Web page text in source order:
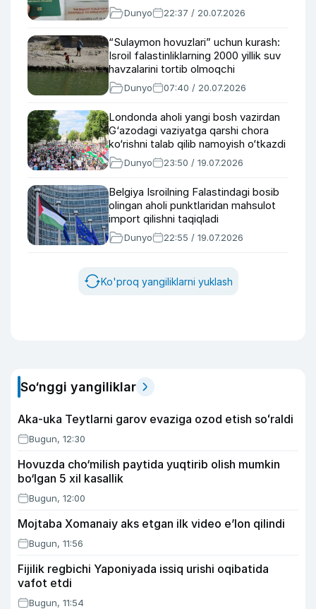
Dunyo 22:37 / 20.07.2026
“Sulaymon hovuzlari” uchun kurash:
Isroil falastinliklarning 2000 yillik suv
havzalarini tortib olmoqchi
Dunyo 07:40 / 20.07.2026
Londonda aholi yangi bosh vazirdan
G‘azodagi vaziyatga qarshi chora
ko‘rishni talab qilib namoyish o‘tkazdi
Dunyo 23:50 / 19.07.2026
Belgiya Isroilning Falastindagi bosib
olingan aholi punktlaridan mahsulot
import qilishni taqiqladi
Dunyo 22:55 / 19.07.2026
Ko'proq yangiliklarni yuklash
So‘nggi yangiliklar
Aka-uka Teytlarni garov evaziga ozod etish soʻraldi
Bugun, 12:30
Hovuzda cho‘milish paytida yuqtirib olish mumkin
bo‘lgan 5 xil kasallik
Bugun, 12:00
Mojtaba Xomanaiy aks etgan ilk video e’lon qilindi
Bugun, 11:56
Fijilik regbichi Yaponiyada issiq urishi oqibatida
vafot etdi
Bugun, 11:54